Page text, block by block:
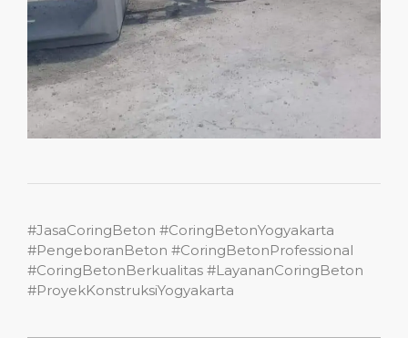
#JasaCoringBeton #CoringBetonYogyakarta
#PengeboranBeton #CoringBetonProfessional
#CoringBetonBerkualitas #LayananCoringBeton
#ProyekKonstruksiYogyakarta